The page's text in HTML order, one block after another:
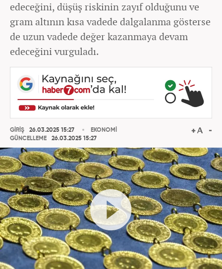
edeceğini, düşüş riskinin zayıf olduğunu ve
gram altının kısa vadede dalgalanma gösterse
de uzun vadede değer kazanmaya devam
edeceğini vurguladı.
GİRİŞ
26.03.2025 15:27
GÜNCELLEME
26.03.2025 15:27
EKONOMİ